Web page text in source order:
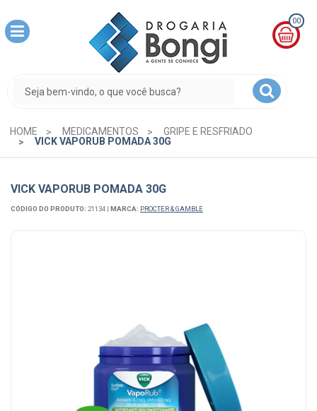
00
R$
0,00
HOME MEDICAMENTOS
GRIPE E RESFRIADO
VICK VAPORUB POMADA 30G
VICK VAPORUB POMADA 30G
CÓDIGO DO PRODUTO: 21134 | MARCA: PROCTER & GAMBLE